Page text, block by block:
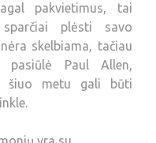
pakvietimus, tai
plėsti savo
skelbiama, tačiau
pasiūlė Paul Allen,
šiuo metu gali būti